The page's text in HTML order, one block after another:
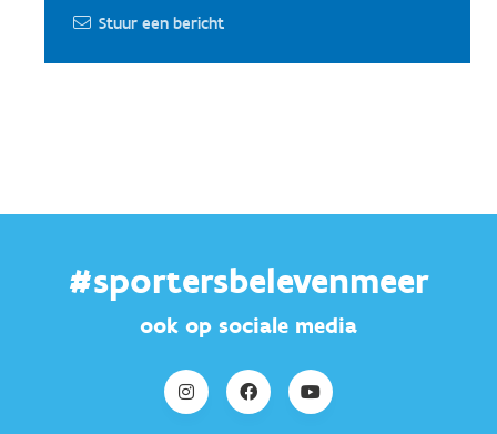
Stuur een bericht
#sportersbelevenmeer
ook op sociale media